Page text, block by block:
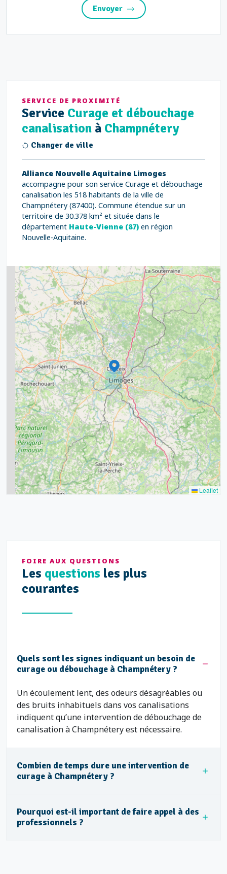
Envoyer
SERVICE DE PROXIMITÉ
Service Curage et débouchage
canalisation à Champnétery
Changer de ville
Alliance Nouvelle Aquitaine Limoges
accompagne pour son service Curage et débouchage
canalisation les 518 habitants de la ville de
Champnétery (87400). Commune étendue sur un
territoire de 30.378 km² et située dans le
département Haute-Vienne (87) en région
Nouvelle-Aquitaine.
2
9
2
3
11
5
8
7
7
6
20
2
9
8
5
11
15
7
Leaflet
FOIRE AUX QUESTIONS
Les questions les plus
courantes
Quels sont les signes indiquant un besoin de
curage ou débouchage à Champnétery ?
Un écoulement lent, des odeurs désagréables ou
des bruits inhabituels dans vos canalisations
indiquent qu’une intervention de débouchage de
canalisation à Champnétery est nécessaire.
Combien de temps dure une intervention de
curage à Champnétery ?
Pourquoi est-il important de faire appel à des
professionnels ?